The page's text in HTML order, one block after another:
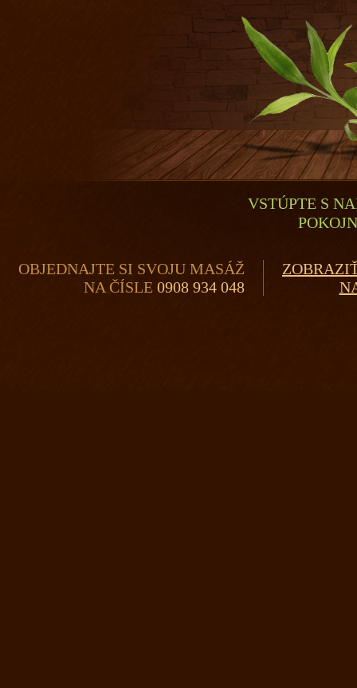
VSTÚPTE S
OBJEDNAJTE SI SVOJU MASÁŽ
NA ČÍSLE 0908 934 048